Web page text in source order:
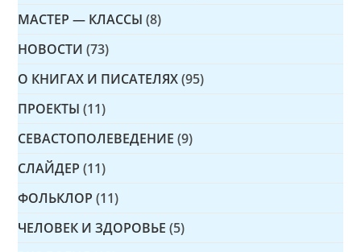
МАСТЕР — КЛАССЫ (8)
НОВОСТИ (73)
О КНИГАХ И ПИСАТЕЛЯХ (95)
ПРОЕКТЫ (11)
СЕВАСТОПОЛЕВЕДЕНИЕ (9)
СЛАЙДЕР (11)
ФОЛЬКЛОР (11)
ЧЕЛОВЕК И ЗДОРОВЬЕ (5)